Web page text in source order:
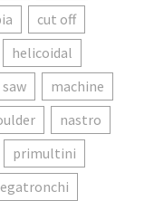
cut off
helicoidal
machine
nastro
primultini